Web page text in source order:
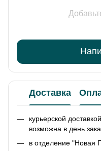
Доставка
курьерской
возможна в день
в отделение "Новая